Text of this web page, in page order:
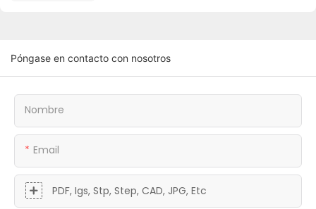
Póngase en contacto con nosotros
Nombre
Email
PDF, Igs, Stp, Step, CAD, JPG, Etc